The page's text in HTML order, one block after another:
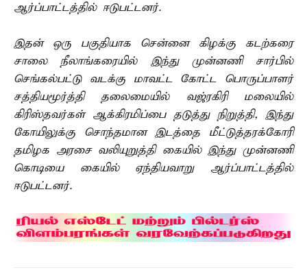
ஆர்ப்பாட்டத்தில் ஈடுபட்டனர்.
இதன் ஒரு பகுதியாக சென்னை கிழக்கு கடற்கரை
சாலை நீலாங்கரையில் இந்து முன்னணி சார்பில்
செங்கல்பட்டு வடக்கு மாவட்ட கோட்ட பொருப்பாளர்
சத்தியமூர்த்தி தலைமையில் வஜ்ரகிரி மலையில்
கிரிஸ்தவர்கள் ஆக்கிரமிப்பை தடுத்து நிறுத்தி, இந்து
கோயிலுக்கு சொந்தமான இடத்தை மீட்டுத்தரக்கோரி
தமிழக அரசை வலியுறுத்தி கையில் இந்து முன்னணி
கொடியை கையில் ஏந்தியவாறு ஆர்ப்பாட்டத்தில்
ஈடுபட்டனர்.